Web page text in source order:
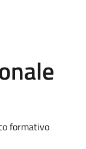
formativo